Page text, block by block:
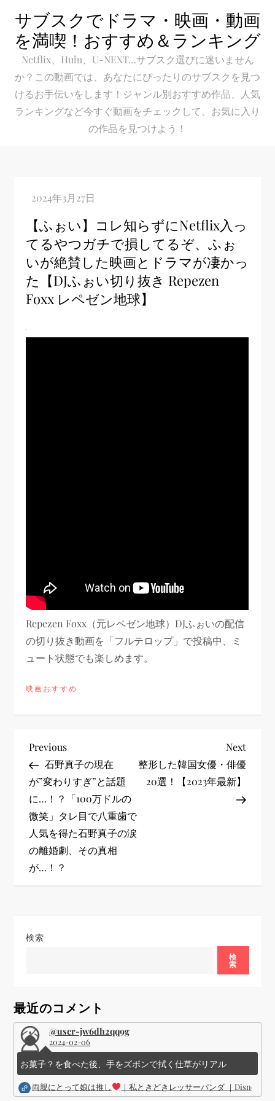
content
サブスクでドラマ・映画・動画
を満喫！おすすめ＆ランキング
Netflix、Hulu、U-NEXT…サブスク選びに迷いません
か？この動画では、あなたにぴったりのサブスクを見つ
けるお手伝いをします！ジャンル別おすすめ作品、人気
ランキングなど今すぐ動画をチェックして、お気に入り
の作品を見つけよう！
【ふぉい】コレ知らずにNetflix入っ
てるやつガチで損してるぞ、ふぉ
いが絶賛した映画とドラマが凄かっ
た【DJふぉい切り抜き Repezen
Foxx レペゼン地球】
Repezen Foxx（元レペゼン地球）DJふぉいの配信
の切り抜き動画を「フルテロップ」で投稿中、ミ
ュート状態でも楽しめます。
映画おすすめ
投
稿
ナ
ビ
ゲ
Previous
Post
Previous
石野真子の現在
が”変わりすぎ”と話題
に…！？「100万ドルの
微笑」タレ目で八重歯で
人気を得た石野真子の涙
の離婚劇、その真相
が…！？
Next
Post
Next
整形した韓国女優・俳優
20選！【2023年最新】
検索
検
索
最近のコメント
@user-jw6dh2qq9g
2024-02-06
お菓子？を食べた後、手をズボンで拭く仕草がリアル
両親にとって娘は推し ｜私ときどきレッサーパンダ ｜Disney (